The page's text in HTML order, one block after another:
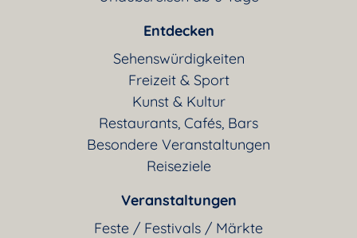
Entdecken
Sehenswürdigkeiten
Freizeit & Sport
Kunst & Kultur
Restaurants, Cafés, Bars
Besondere Veranstaltungen
Reiseziele
Veranstaltungen
Feste / Festivals / Märkte